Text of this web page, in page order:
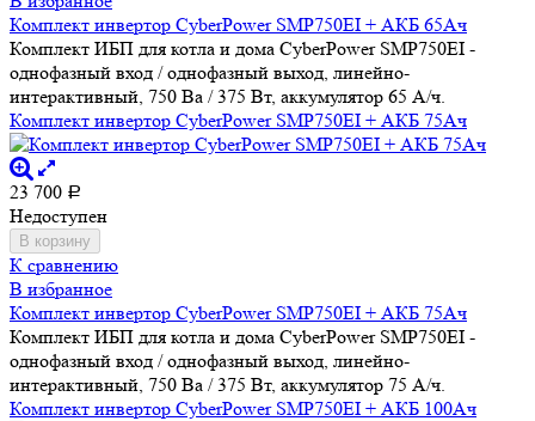
Комплект инвертор CyberPower SMP750EI + АКБ 65Ач
Комплект ИБП для котла и дома CyberPower SMP750EI -
однофазный вход / однофазный выход, линейно-
интерактивный, 750 Ва / 375 Вт, аккумулятор 65 А/ч.
Комплект инвертор CyberPower SMP750EI + АКБ 75Ач
23 700 Р
Недоступен
В корзину
К сравнению
В избранное
Комплект инвертор CyberPower SMP750EI + АКБ 75Ач
Комплект ИБП для котла и дома CyberPower SMP750EI -
однофазный вход / однофазный выход, линейно-
интерактивный, 750 Ва / 375 Вт, аккумулятор 75 А/ч.
Комплект инвертор CyberPower SMP750EI + АКБ 100Ач